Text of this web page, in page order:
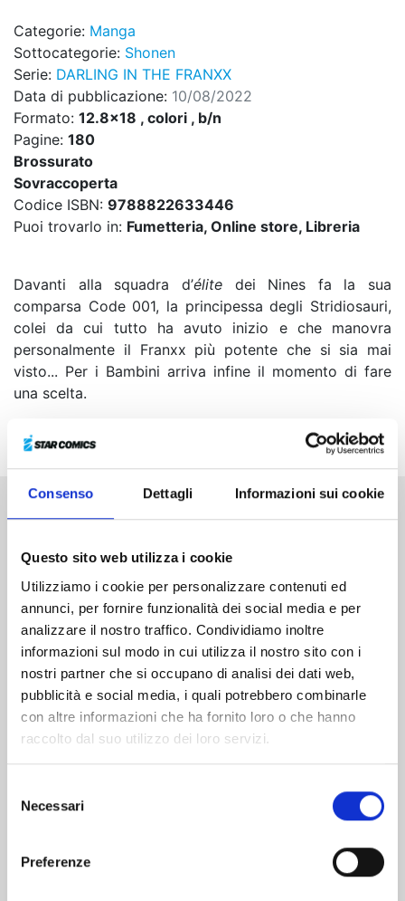
Consenso Dettagli Informazioni sui cookie
Questo sito web utilizza i cookie
Utilizziamo i cookie per personalizzare contenuti ed
annunci, per fornire funzionalità dei social media e per
analizzare il nostro traffico. Condividiamo inoltre
informazioni sul modo in cui utilizza il nostro sito con i
nostri partner che si occupano di analisi dei dati web,
pubblicità e social media, i quali potrebbero combinarle
con altre informazioni che ha fornito loro o che hanno
raccolto dal suo utilizzo dei loro servizi.
delNecessari
Preferenze
Categorie: Manga
Sottocategorie: Shonen
Serie: DARLING IN THE FRANXX
Data di pubblicazione: 10/08/2022
Formato: 12.8x18 , colori , b/n
Pagine: 180
Brossurato
Sovraccoperta
Codice ISBN: 9788822633446
Puoi trovarlo in: Fumetteria, Online store, Libreria
Davanti alla squadra d’élitedei Nines fa la sua
comparsa Code 001, la principessa degli Stridiosauri,
colei da cui tutto ha avuto inizio e che manovra
personalmente il Franxx più potente che si sia mai
visto... Per i Bambini arriva infine il momento di fare
una scelta.